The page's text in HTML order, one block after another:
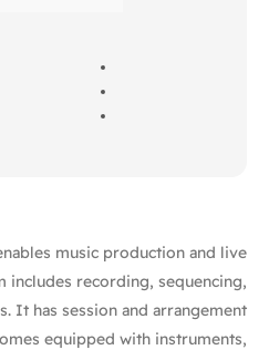
music production and live
includes recording, sequencing,
It has session and arrangement
equipped with instruments,